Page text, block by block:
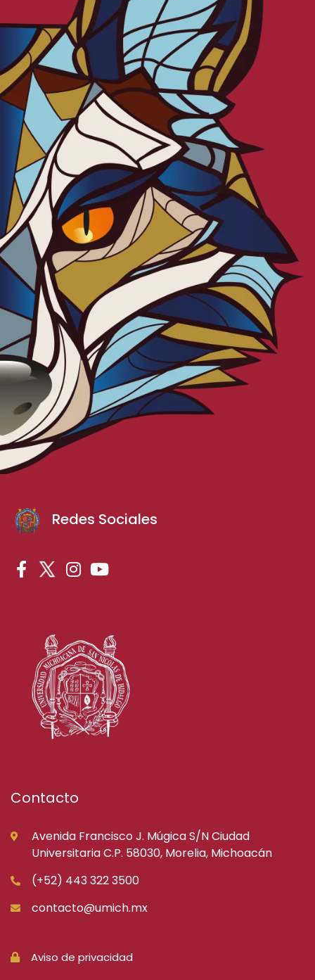
Redes Sociales
Contacto
Avenida Francisco J. Múgica S/N Ciudad
Universitaria C.P. 58030, Morelia, Michoacán
(+52) 443 322 3500
contacto@umich.mx
Aviso de privacidad